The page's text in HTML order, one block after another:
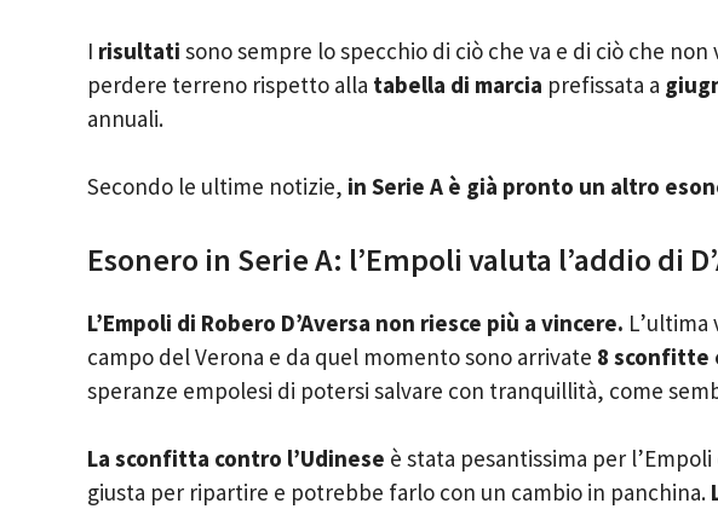
I risultati sono sempre lo specchio di ciò che va e di ciò che
perdere terreno rispetto alla tabella di marcia prefissata a
annuali.
Secondo le ultime notizie, in Serie A è già pronto un altro
Esonero in Serie A: l’Empoli valuta l’addio di
L’Empoli di Robero D’Aversa non riesce più a vincere.
campo del Verona e da quel momento sono arrivate 8 sconfitte
speranze empolesi di potersi salvare con tranquillità, come
La sconfitta contro l’Udinese è stata pesantissima per
giusta per ripartire e potrebbe farlo con un cambio in panchina.